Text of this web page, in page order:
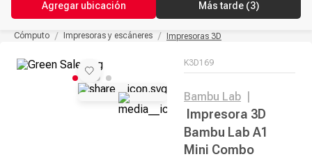
Agregar ubicación Más tarde (3)
Cómputo Impresoras y escáneres Impresoras 3D
K3D169
Bambu Lab
Impresora 3D
Bambu Lab A1
Mini Combo